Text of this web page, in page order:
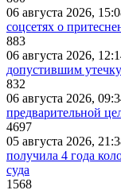
06 августа 2026,
соцсетях о
883
06 августа 2026,
допустившим
832
06 августа 2026,
предварительной
4697
05 августа 2026,
получила 4 года
суда
1568